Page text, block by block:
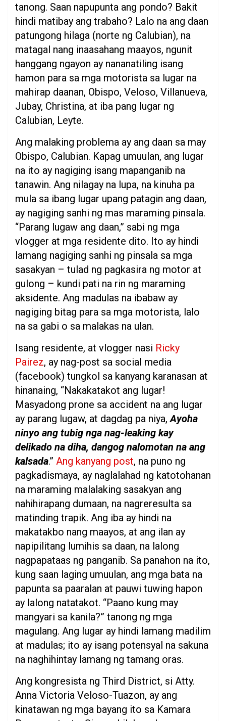
tanong. Saan napupunta ang pondo? Bakit
hindi matibay ang trabaho? Lalo na ang daan
patungong hilaga (norte ng Calubian), na
matagal nang inaasahang maayos, ngunit
hanggang ngayon ay nananatiling isang
hamon para sa mga motorista sa lugar na
mahirap daanan, Obispo, Veloso, Villanueva,
Jubay, Christina, at iba pang lugar ng
Calubian, Leyte.
Ang malaking problema ay ang daan sa may
Obispo, Calubian. Kapag umuulan, ang lugar
na ito ay nagiging isang mapanganib na
tanawin. Ang nilagay na lupa, na kinuha pa
mula sa ibang lugar upang patagin ang daan,
ay nagiging sanhi ng mas maraming pinsala.
“Parang lugaw ang daan,” sabi ng mga
vlogger at mga residente dito. Ito ay hindi
lamang nagiging sanhi ng pinsala sa mga
sasakyan – tulad ng pagkasira ng motor at
gulong – kundi pati na rin ng maraming
aksidente. Ang madulas na ibabaw ay
nagiging bitag para sa mga motorista, lalo
na sa gabi o sa malakas na ulan.
Isang residente, at vlogger nasi Ricky
Pairez, ay nag-post sa social media
(facebook) tungkol sa kanyang karanasan at
hinanaing, “Nakakatakot ang lugar!
Masyadong prone sa accident na ang lugar
ay parang lugaw, at dagdag pa niya,Ayoha
ninyo ang tubig nga nag-leaking kay
delikado na diha, dangog nalomotan na ang
kalsada.” Ang kanyang post, na puno ng
pagkadismaya, ay naglalahad ng katotohanan
na maraming malalaking sasakyan ang
nahihirapang dumaan, na nagreresulta sa
matinding trapik. Ang iba ay hindi na
makatakbo nang maayos, at ang ilan ay
napipilitang lumihis sa daan, na lalong
nagpapataas ng panganib. Sa panahon na ito,
kung saan laging umuulan, ang mga bata na
papunta sa paaralan at pauwi tuwing hapon
ay lalong natatakot. “Paano kung may
mangyari sa kanila?” tanong ng mga
magulang. Ang lugar ay hindi lamang madilim
at madulas; ito ay isang potensyal na sakuna
na naghihintay lamang ng tamang oras.
Ang kongresista ng Third District, si Atty.
Anna Victoria Veloso-Tuazon, ay ang
kinatawan ng mga bayang ito sa Kamara